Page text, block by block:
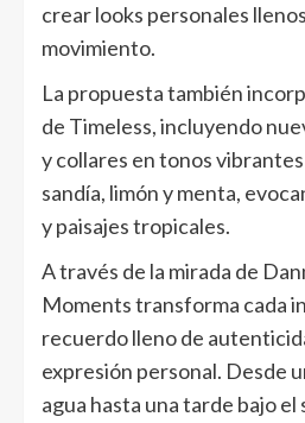
crear looks personales
movimiento.
La propuesta también
de Timeless, incluyendo
y collares en tonos
sandía, limón y menta,
y paisajes tropicales. ​
A través de la mirada de
Moments transforma cada
recuerdo lleno de
expresión personal. Desde
agua hasta una tarde bajo el